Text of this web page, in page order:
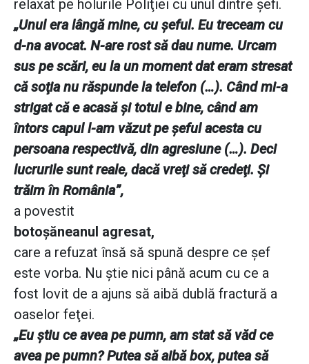
relaxat pe holurile Poliţiei cu unul dintre şefi.
„Unul era lângă mine, cu şeful. Eu treceam cu
d-na avocat. N-are rost să dau nume. Urcam
sus pe scări, eu la un moment dat eram stresat
că soţia nu răspunde la telefon (…). Când mi-a
strigat că e acasă şi totul e bine, când am
întors capul l-am văzut pe şeful acesta cu
persoana respectivă, din agresiune (…). Deci
lucrurile sunt reale, dacă vreţi să credeţi. Şi
trăim în România”,
a povestit
botoşăneanul agresat,
care a refuzat însă să spună despre ce şef
este vorba. Nu ştie nici până acum cu ce a
fost lovit de a ajuns să aibă dublă fractură a
oaselor feţei.
„Eu ştiu ce avea pe pumn, am stat să văd ce
avea pe pumn? Putea să aibă box, putea să